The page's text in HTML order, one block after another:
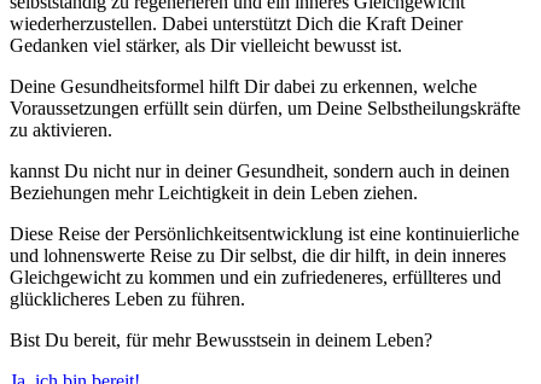
wiederherzustellen. Dabei unterstützt Dich die Kraft Deiner
Gedanken viel stärker, als Dir vielleicht bewusst ist.
Deine Gesundheitsformel hilft Dir dabei zu erkennen, welche
Voraussetzungen erfüllt sein dürfen, um Deine Selbstheilungskräfte
zu aktivieren.
kannst Du nicht nur in deiner Gesundheit, sondern auch in deinen
Beziehungen mehr Leichtigkeit in dein Leben ziehen.
Diese Reise der Persönlichkeitsentwicklung ist eine kontinuierliche
und lohnenswerte Reise zu Dir selbst, die dir hilft, in dein inneres
Gleichgewicht zu kommen und ein zufriedeneres, erfüllteres und
glücklicheres Leben zu führen.
Bist Du bereit, für mehr Bewusstsein in deinem Leben?